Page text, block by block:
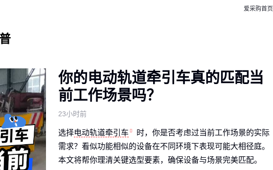
爱采购首页
你的电动轨道牵引车真的匹配当
前工作场景吗？
23小时前
选择电动轨道牵引车
时，你是否考虑过当前工作场景的实际
需求？看似功能相似的设备在不同环境下表现可能大相径庭。
本文将帮你理清关键选型要素，确保设备与场景完美匹配。